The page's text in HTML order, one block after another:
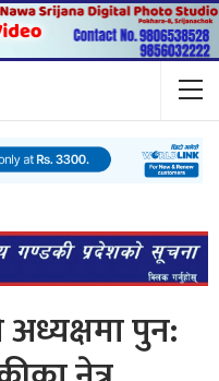
पुन: